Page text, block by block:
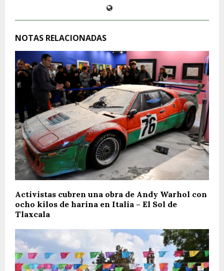
NOTAS RELACIONADAS
Activistas cubren una obra de Andy Warhol con
ocho kilos de harina en Italia – El Sol de
Tlaxcala